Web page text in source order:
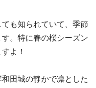
も知られていて、季節
。特に春の桜シーズン
よ！
田城の静かで凛とした